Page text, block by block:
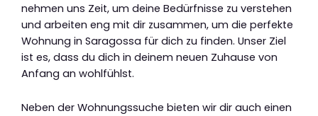
nehmen uns Zeit, um deine Bedürfnisse zu verstehen
und arbeiten eng mit dir zusammen, um die perfekte
Wohnung in Saragossa für dich zu finden. Unser Ziel
ist es, dass du dich in deinem neuen Zuhause von
Anfang an wohlfühlst.
Neben der Wohnungssuche bieten wir dir auch einen